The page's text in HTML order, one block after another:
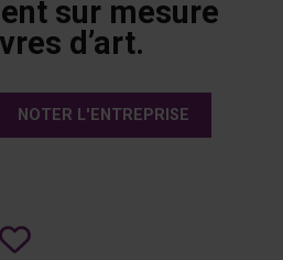
sur mesure
d’art.
NOTER L'ENTREPRISE